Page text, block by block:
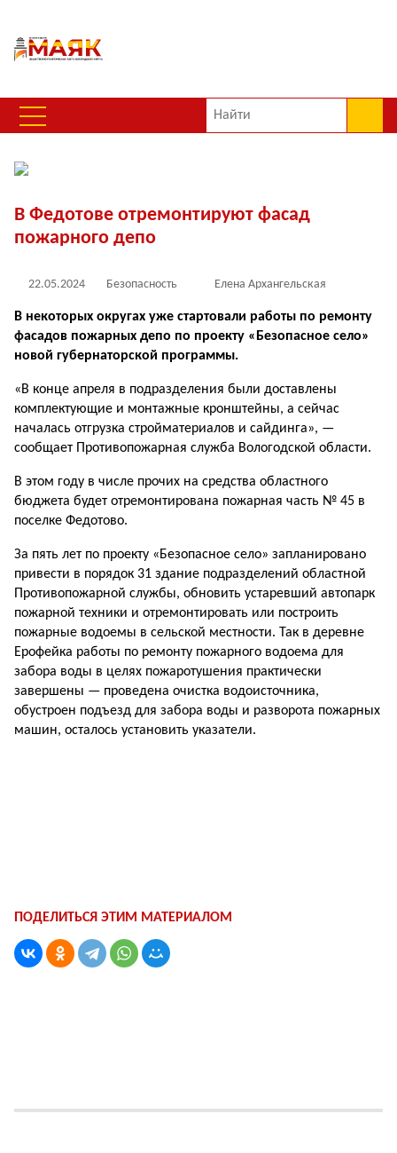
В Федотове отремонтируют фасад
пожарного депо
22.05.2024 Безопасность Елена Архангельская
В некоторых округах уже стартовали работы по ремонту
фасадов пожарных депо по проекту «Безопасное село»
новой губернаторской программы.
«В конце апреля в подразделения были доставлены
комплектующие и монтажные кронштейны, а сейчас
началась отгрузка стройматериалов и сайдинга», —
сообщает Противопожарная служба Вологодской области.
В этом году в числе прочих на средства областного
бюджета будет отремонтирована пожарная часть № 45 в
поселке Федотово.
За пять лет по проекту «Безопасное село» запланировано
привести в порядок 31 здание подразделений областной
Противопожарной службы, обновить устаревший автопарк
пожарной техники и отремонтировать или построить
пожарные водоемы в сельской местности. Так в деревне
Ерофейка работы по ремонту пожарного водоема для
забора воды в целях пожаротушения практически
завершены — проведена очистка водоисточника,
обустроен подъезд для забора воды и разворота пожарных
машин, осталось установить указатели.
ПОДЕЛИТЬСЯ ЭТИМ МАТЕРИАЛОМ